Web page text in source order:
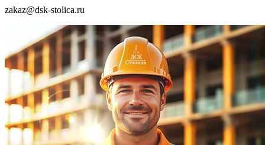
zakaz@dsk-stolica.ru